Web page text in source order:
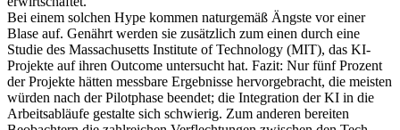
Bei einem solchen Hype kommen naturgemäß Ängste vor einer
Blase auf. Genährt werden sie zusätzlich zum einen durch eine
Studie des Massachusetts Institute of Technology (MIT), das KI-
Projekte auf ihren Outcome untersucht hat. Fazit: Nur fünf Prozent
der Projekte hätten messbare Ergebnisse hervorgebracht, die meisten
würden nach der Pilotphase beendet; die Integration der KI in die
Arbeitsabläufe gestalte sich schwierig. Zum anderen bereiten